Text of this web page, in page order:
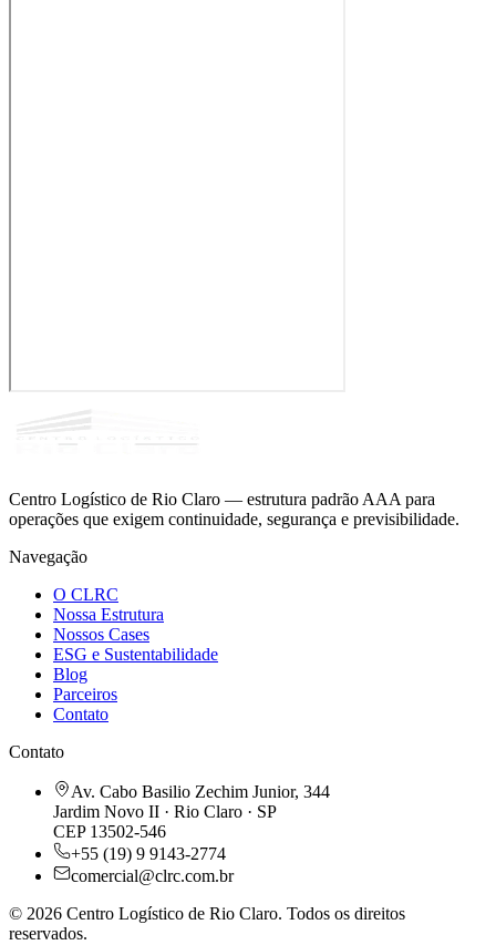
Centro Logístico de Rio Claro — estrutura padrão AAA para
operações que exigem continuidade, segurança e previsibilidade.
Navegação
O CLRC
Nossa Estrutura
Nossos Cases
ESG e Sustentabilidade
Blog
Parceiros
Contato
Contato
Av. Cabo Basilio Zechim Junior, 344
Jardim Novo II · Rio Claro · SP
CEP 13502-546
+55 (19) 9 9143-2774
comercial@clrc.com.br
© 2026 Centro Logístico de Rio Claro. Todos os direitos
reservados.